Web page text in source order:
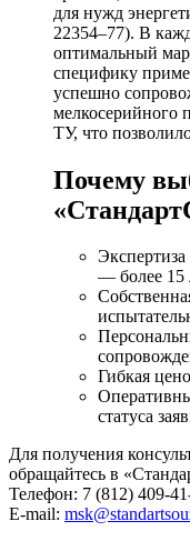
для нужд
22354–77). В
оптимальный
специфику
успешно
мелкосерийного
ТУ, что
Почему
— более 15
Гибкая
статуса
Для получения
обращайтесь в
Телефон: 7 (812) 409-
E-mail: